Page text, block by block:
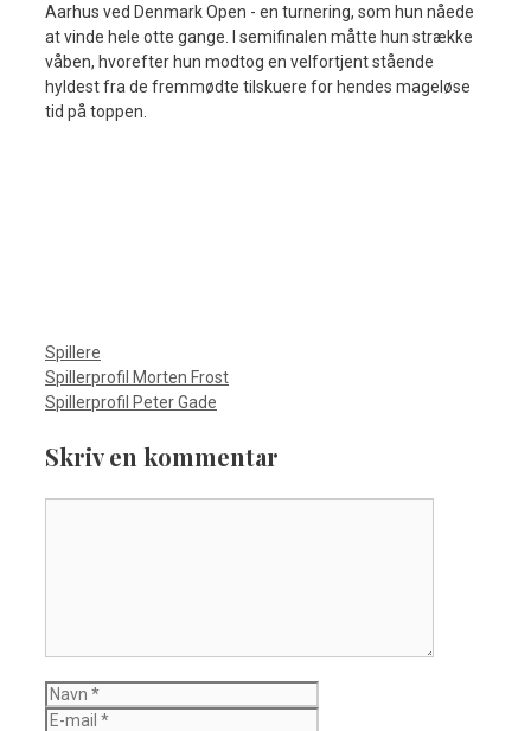
Aarhus ved Denmark Open - en turnering, som hun nåede
at vinde hele otte gange. I semifinalen måtte hun strække
våben, hvorefter hun modtog en velfortjent stående
hyldest fra de fremmødte tilskuere for hendes mageløse
tid på toppen.
Kategorier
Spillere
Spillerprofil Morten Frost
Spillerprofil Peter Gade
Skriv en kommentar
Navn